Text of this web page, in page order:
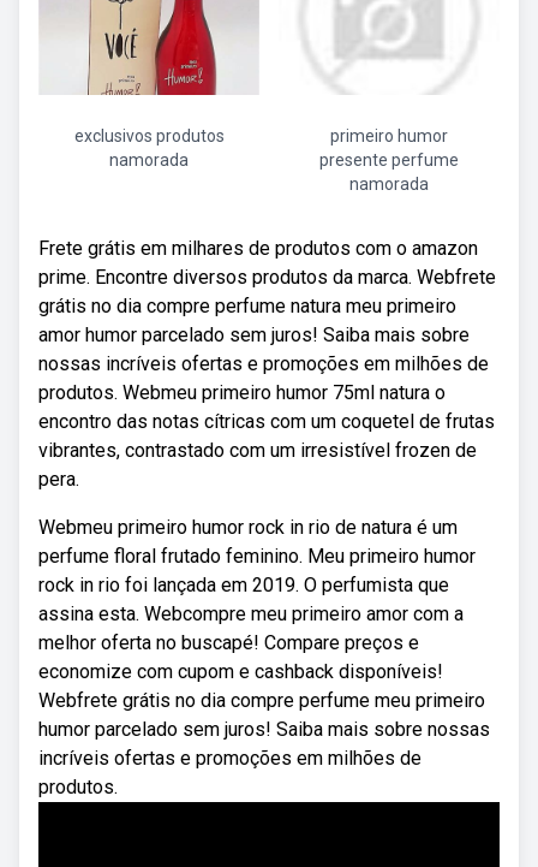
exclusivos produtos
namorada
primeiro humor
presente perfume
namorada
Frete grátis em milhares de produtos com o amazon
prime. Encontre diversos produtos da marca. Webfrete
grátis no dia compre perfume natura meu primeiro
amor humor parcelado sem juros! Saiba mais sobre
nossas incríveis ofertas e promoções em milhões de
produtos. Webmeu primeiro humor 75ml natura o
encontro das notas cítricas com um coquetel de frutas
vibrantes, contrastado com um irresistível frozen de
pera.
Webmeu primeiro humor rock in rio de natura é um
perfume floral frutado feminino. Meu primeiro humor
rock in rio foi lançada em 2019. O perfumista que
assina esta. Webcompre meu primeiro amor com a
melhor oferta no buscapé! Compare preços e
economize com cupom e cashback disponíveis!
Webfrete grátis no dia compre perfume meu primeiro
humor parcelado sem juros! Saiba mais sobre nossas
incríveis ofertas e promoções em milhões de
produtos.